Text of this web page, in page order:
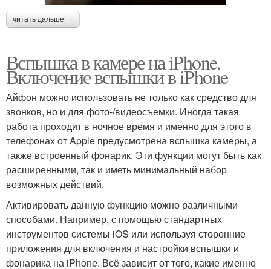
читать дальше →
Вспышка в камере на iPhone.
Включение вспышки в iPhone
Айфон можно использовать не только как средство для
звонков, но и для фото-/видеосъемки. Иногда такая
работа проходит в ночное время и именно для этого в
телефонах от Apple предусмотрена вспышка камеры, а
также встроенный фонарик. Эти функции могут быть как
расширенными, так и иметь минимальный набор
возможных действий.
Активировать данную функцию можно различными
способами. Например, с помощью стандартных
инструментов системы iOS или используя сторонние
приложения для включения и настройки вспышки и
фонарика на iPhone. Всё зависит от того, какие именно